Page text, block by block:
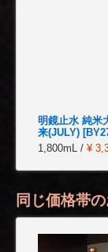
明鏡止水 純米
来(JULY)
1,800mL / ¥
同じ価格帯